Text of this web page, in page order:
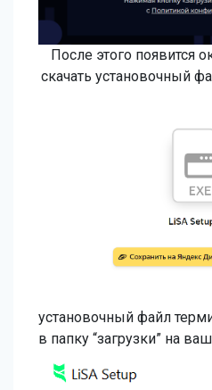
После этого появится
скачать установочный
установочный файл
в папку “загрузки” на